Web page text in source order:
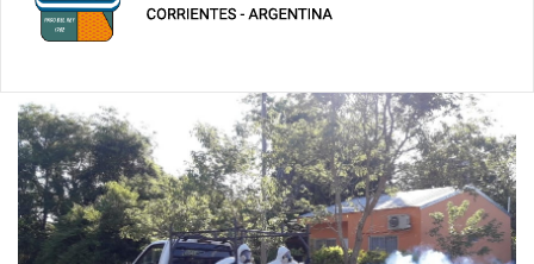
Contenido
principal